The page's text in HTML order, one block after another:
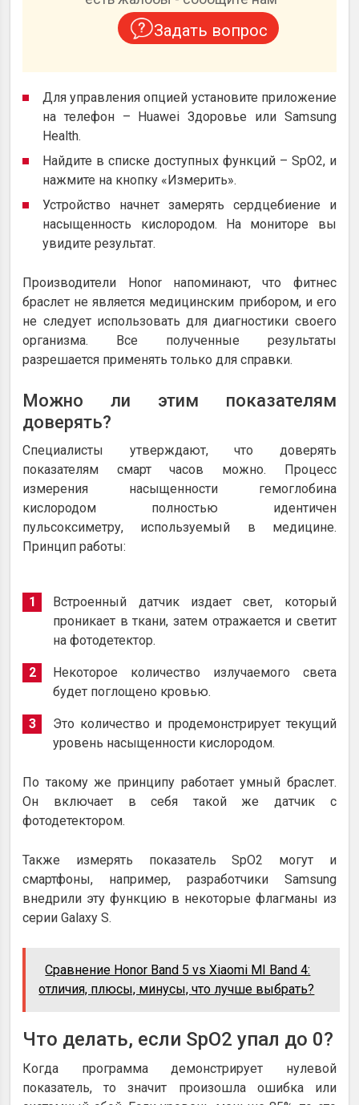
Задать вопрос
Для управления опцией установите приложение
на телефон – Huawei Здоровье или Samsung
Health.
Найдите в списке доступных функций – SpO2, и
нажмите на кнопку «Измерить».
Устройство начнет замерять сердцебиение и
насыщенность кислородом. На мониторе вы
увидите результат.
Производители Honor напоминают, что фитнес
браслет не является медицинским прибором, и его
не следует использовать для диагностики своего
организма. Все полученные результаты
разрешается применять только для справки.
Можно ли этим показателям
доверять?
Специалисты утверждают, что доверять
показателям смарт часов можно. Процесс
измерения насыщенности гемоглобина
кислородом полностью идентичен
пульсоксиметру, используемый в медицине.
Принцип работы:
Встроенный датчик издает свет, который
проникает в ткани, затем отражается и светит
на фотодетектор.
Некоторое количество излучаемого света
будет поглощено кровью.
Это количество и продемонстрирует текущий
уровень насыщенности кислородом.
По такому же принципу работает умный браслет.
Он включает в себя такой же датчик с
фотодетектором.
Также измерять показатель SpO2 могут и
смартфоны, например, разработчики Samsung
внедрили эту функцию в некоторые флагманы из
серии Galaxy S.
Сравнение Honor Band 5 vs Xiaomi MI Band 4:
отличия, плюсы, минусы, что лучше выбрать?
Что делать, если SpO2 упал до 0?
Когда программа демонстрирует нулевой
показатель, то значит произошла ошибка или